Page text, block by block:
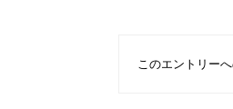
このエントリー